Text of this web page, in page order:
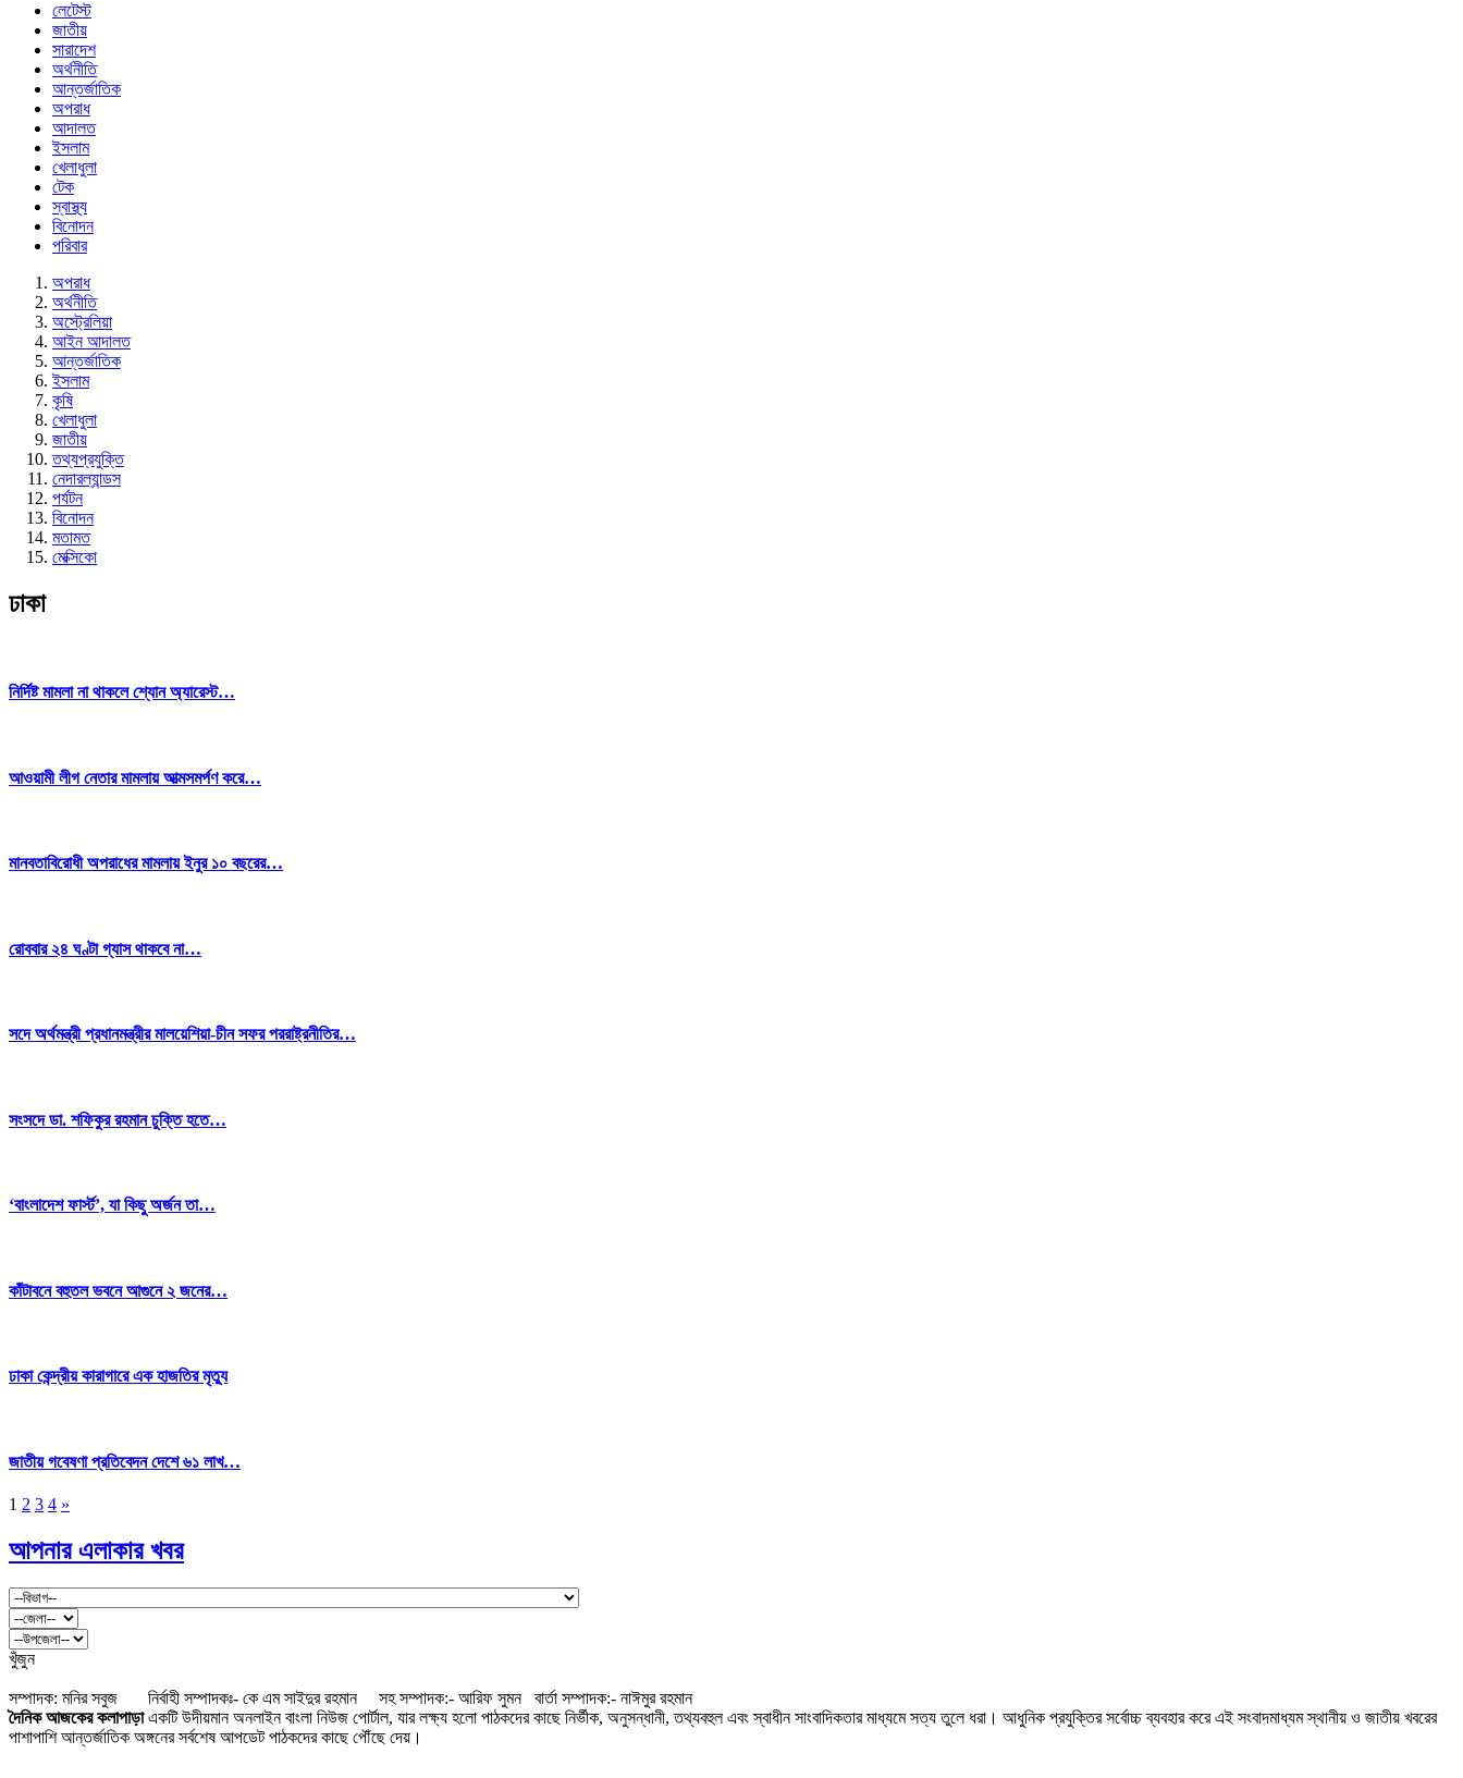
লেটেস্ট
জাতীয়
সারাদেশ
অর্থনীতি
আন্তর্জাতিক
অপরাধ
আদালত
ইসলাম
খেলাধুলা
টেক
স্বাস্থ্য
বিনোদন
পরিবার
অপরাধ
অর্থনীতি
অস্ট্রেলিয়া
আইন আদালত
আন্তর্জাতিক
ইসলাম
কৃষি
খেলাধুলা
জাতীয়
তথ্যপ্রযুক্তি
নেদারল্যান্ডস
পর্যটন
বিনোদন
মতামত
মেক্সিকো
ঢাকা
নির্দিষ্ট মামলা না থাকলে শ্যোন অ্যারেস্ট…
আওয়ামী লীগ নেতার মামলায় আত্মসমর্পণ করে…
মানবতাবিরোধী অপরাধের মামলায় ইনুর ১০ বছরের…
রোববার ২৪ ঘণ্টা গ্যাস থাকবে না…
সদে অর্থমন্ত্রী প্রধানমন্ত্রীর মালয়েশিয়া-চীন সফর পররাষ্ট্রনীতির…
সংসদে ডা. শফিকুর রহমান চুক্তি হতে…
‘বাংলাদেশ ফার্স্ট’, যা কিছু অর্জন তা…
কাঁটাবনে বহুতল ভবনে আগুনে ২ জনের…
ঢাকা কেন্দ্রীয় কারাগারে এক হাজতির মৃত্যু
জাতীয় গবেষণা প্রতিবেদন দেশে ৬১ লাখ…
1 2 3 4 »
আপনার এলাকার খবর
খুঁজুন
সম্পাদক: মনির সবুজ নির্বাহী সম্পাদকঃ- কে এম সাইদুর রহমান সহ সম্পাদক:- আরিফ সুমন বার্তা সম্পাদক:- নাঈমুর রহমান
দৈনিক আজকের কলাপাড়াএকটি উদীয়মান অনলাইন বাংলা নিউজ পোর্টাল, যার লক্ষ্য হলো পাঠকদের কাছে নির্ভীক, অনুসন্ধানী, তথ্যবহুল এবং স্বাধীন সাংবাদিকতার মাধ্যমে সত্য তুলে ধরা। আধুনিক প্রযুক্তির সর্বোচ্চ ব্যবহার করে এই সংবাদমাধ্যম স্থানীয় ও জাতীয় খবরের
পাশাপাশি আন্তর্জাতিক অঙ্গনের সর্বশেষ আপডেট পাঠকদের কাছে পৌঁছে দেয়।